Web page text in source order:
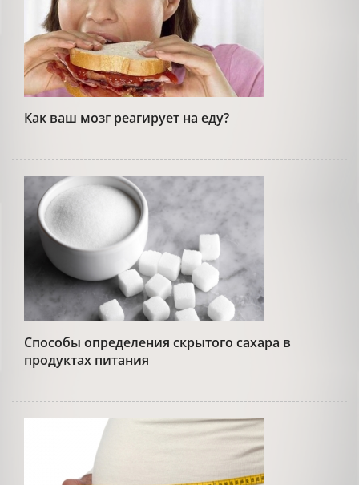
Как ваш мозг реагирует на еду?
Способы определения скрытого сахара в
продуктах питания